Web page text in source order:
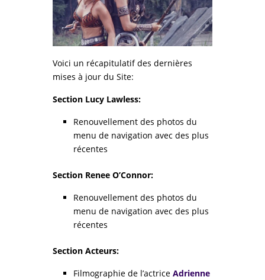
Voici un récapitulatif des dernières
mises à jour du Site:
Section Lucy Lawless:
Renouvellement des photos du
menu de navigation avec des plus
récentes
Section Renee O’Connor:
Renouvellement des photos du
menu de navigation avec des plus
récentes
Section Acteurs:
Filmographie de l’actrice Adrienne